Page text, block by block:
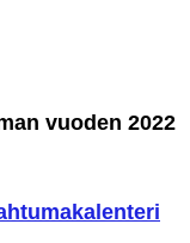
vuoden 2022